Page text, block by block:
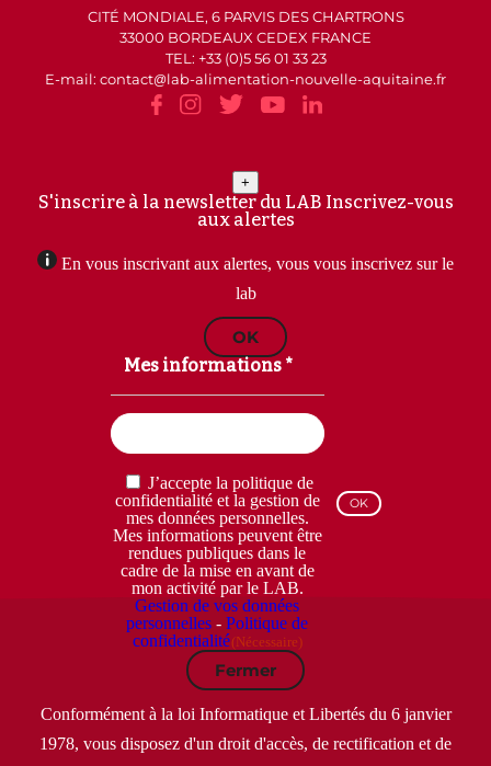
CITÉ MONDIALE, 6 PARVIS DES CHARTRONS
33000 BORDEAUX CEDEX FRANCE
TEL: +33 (0)5 56 01 33 23
E-mail: contact
lab-alimentation-nouvelle-aquitaine.fr
+
S'inscrire à la newsletter du LAB Inscrivez-vous
aux alertes
En vous inscrivant aux alertes, vous vous inscrivez sur le
lab
OK
Mes informations *
RGPD
(Nécessaire)
J’accepte la politique de
confidentialité et la gestion de
mes données personnelles.
Mes informations peuvent être
rendues publiques dans le
cadre de la mise en avant de
mon activité par le LAB.
Gestion de vos données
personnelles -Politique de
confidentialité(Nécessaire)
Fermer
Conformément à la loi Informatique et Libertés du 6 janvier
1978, vous disposez d'un droit d'accès, de rectification et de